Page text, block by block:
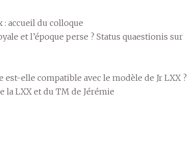
: accueil du colloque
et l’époque perse ? Status quaestionis sur
est-elle compatible avec le modèle de Jr LXX ?
la LXX et du TM de Jérémie